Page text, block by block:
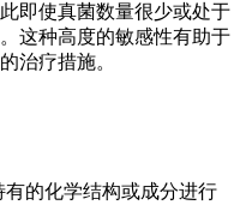
即使真菌数量很少或处于
这种高度的敏感性有助于
治疗措施。
的化学结构或成分进行